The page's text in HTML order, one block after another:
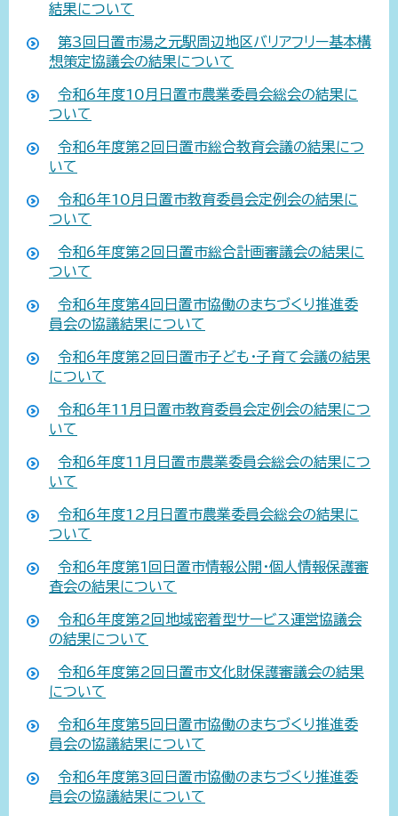
結果について
第3回日置市湯之元駅周辺地区バリアフリー基本構
想策定協議会の結果について
令和6年度10月日置市農業委員会総会の結果に
ついて
令和6年度第2回日置市総合教育会議の結果につ
いて
令和6年10月日置市教育委員会定例会の結果に
ついて
令和6年度第2回日置市総合計画審議会の結果に
ついて
令和6年度第4回日置市協働のまちづくり推進委
員会の協議結果について
令和6年度第2回日置市子ども・子育て会議の結果
について
令和6年11月日置市教育委員会定例会の結果につ
いて
令和6年度11月日置市農業委員会総会の結果につ
いて
令和6年度12月日置市農業委員会総会の結果に
ついて
令和6年度第1回日置市情報公開・個人情報保護審
査会の結果について
令和6年度第2回地域密着型サービス運営協議会
の結果について
令和6年度第2回日置市文化財保護審議会の結果
について
令和6年度第5回日置市協働のまちづくり推進委
員会の協議結果について
令和6年度第3回日置市協働のまちづくり推進委
員会の協議結果について